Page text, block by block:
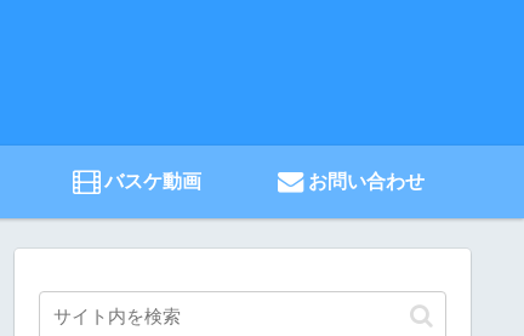
バスケ動画 お問い合わせ